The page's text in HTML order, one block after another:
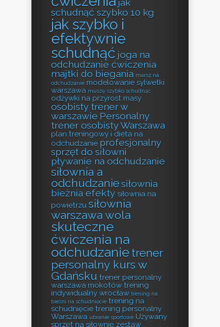
jak
schudnąć szybko 10 kg
jak szybko i
efektywnie
schudnąć joga na
odchudzanie ćwiczenia
majtki do biegania marsz na
odchudzanie modelowanie sylwetki
warszawa muszę szybko schudnąć
odżywki na przyrost masy
osobisty trener w
warszawie Personalny
trener osobisty Warszawa
plan treningowy i dieta na
odchudzanie profesjonalny
sprzęt do siłowni
pływanie na odchudzanie
siłownia a
odchudzaniesiłownia
bieżnia efekty siłownia na
powietrzu siłownia
warszawa wola
skuteczne
ćwiczenia na
odchudzanie trener
personalny kurs w
Gdańsku trener personalny
warszawa mokotów trening
indywidualny wrocław trening na
bieżni na schudnięcie trening na
schudnięcie trening personalny
Warszawa ubranie sportowe Używany
sprzęt na siłownię zestaw